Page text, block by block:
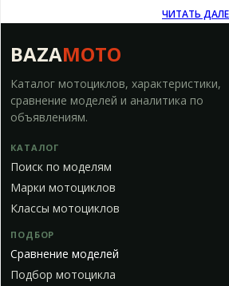
ЧИТАТЬ
BAZAMOTO
Каталог мотоциклов, характеристики,
сравнение моделей и аналитика по
объявлениям.
КАТАЛОГ
Поиск по моделям
Марки мотоциклов
Классы мотоциклов
ПОДБОР
Сравнение моделей
Подбор мотоцикла